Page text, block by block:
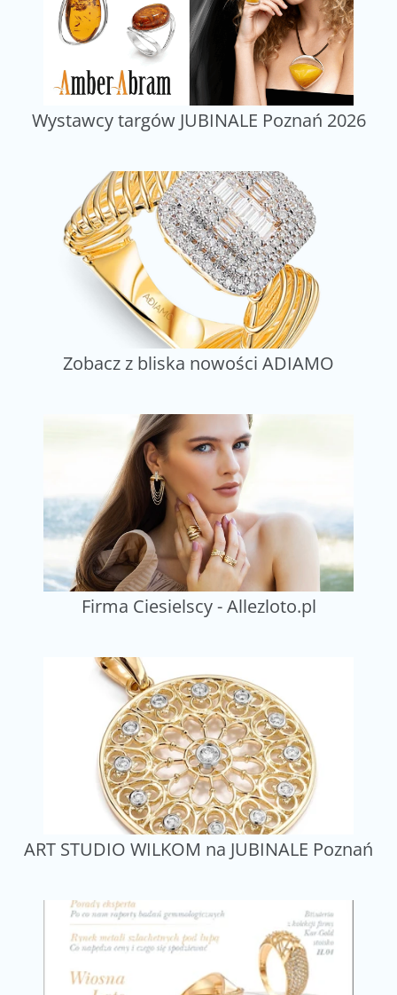
Wystawcy targów JUBINALE Poznań 2026
Zobacz z bliska nowości ADIAMO
Firma Ciesielscy - Allezloto.pl
ART STUDIO WILKOM na JUBINALE Poznań